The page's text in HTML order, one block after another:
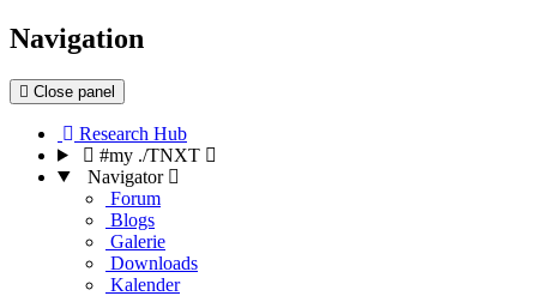
Navigation
Close panel
Research Hub
#my ./TNXT
Navigator
Forum
Blogs
Galerie
Downloads
Kalender